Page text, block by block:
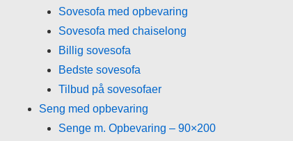
Sovesofa med opbevaring
Sovesofa med chaiselong
Billig sovesofa
Bedste sovesofa
Tilbud på sovesofaer
Seng med opbevaring
Senge m. Opbevaring – 90×200